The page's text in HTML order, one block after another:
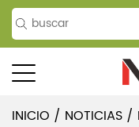
INICIO / NOTICIAS /